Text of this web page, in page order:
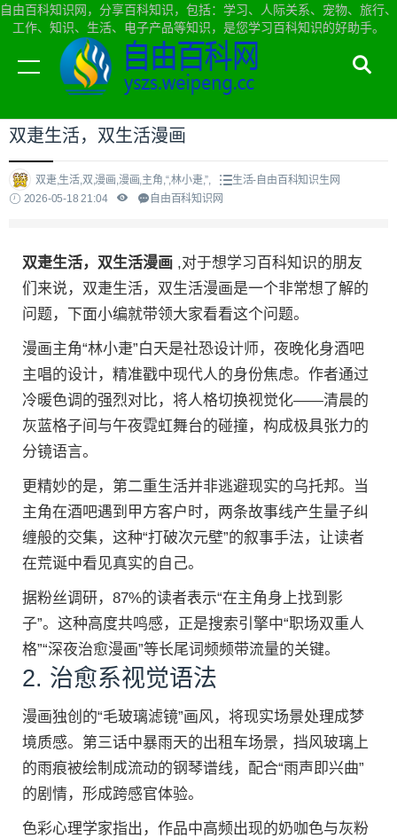
自由百科知识网，分享百科知识，包括：学习、人际关系、宠物、旅行、
工作、知识、生活、电子产品等知识，是您学习百科知识的好助手。
当前位置：自由百科知识网首页>生活
双疌生活，双生活漫画
双疌,生活,双,漫画,漫画,主角,“,林小疌,”,
生活-自由百科知识生网
2026-05-18 21:04
自由百科知识网
双疌生活，双生活漫画 ,对于想学习百科知识的朋友
们来说，双疌生活，双生活漫画是一个非常想了解的
问题，下面小编就带领大家看看这个问题。
漫画主角“林小疌”白天是社恐设计师，夜晚化身酒吧
主唱的设计，精准戳中现代人的身份焦虑。作者通过
冷暖色调的强烈对比，将人格切换视觉化——清晨的
灰蓝格子间与午夜霓虹舞台的碰撞，构成极具张力的
分镜语言。
更精妙的是，第二重生活并非逃避现实的乌托邦。当
主角在酒吧遇到甲方客户时，两条故事线产生量子纠
缠般的交集，这种“打破次元壁”的叙事手法，让读者
在荒诞中看见真实的自己。
据粉丝调研，87%的读者表示“在主角身上找到影
子”。这种高度共鸣感，正是搜索引擎中“职场双重人
格”“深夜治愈漫画”等长尾词频频带流量的关键。
2. 治愈系视觉语法
漫画独创的“毛玻璃滤镜”画风，将现实场景处理成梦
境质感。第三话中暴雨天的出租车场景，挡风玻璃上
的雨痕被绘制成流动的钢琴谱线，配合“雨声即兴曲”
的剧情，形成跨感官体验。
色彩心理学家指出，作品中高频出现的奶咖色与灰粉